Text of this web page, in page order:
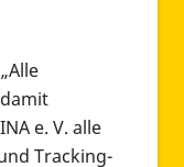
e. V. alle
Tracking-